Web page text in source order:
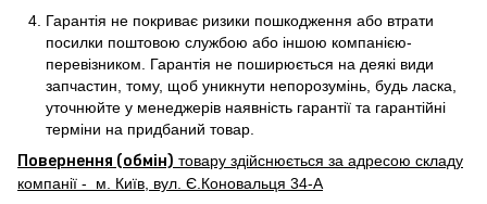
Гарантія не покриває ризики пошкодження або втрати
посилки поштовою службою або іншою компанією-
перевізником. Гарантія не поширюється на деякі види
запчастин, тому, щоб уникнути непорозумінь, будь ласка,
уточнюйте у менеджерів наявність гарантії та гарантійні
терміни на придбаний товар.
Повернення (обмін) товару здійснюється за адресою складу
компанії - м. Київ, вул. Є.Коновальця 34-А